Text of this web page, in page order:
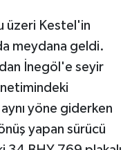
üzeri Kestel'in
meydana geldi.
İnegöl'e seyir
yöne giderken
yapan sürücü